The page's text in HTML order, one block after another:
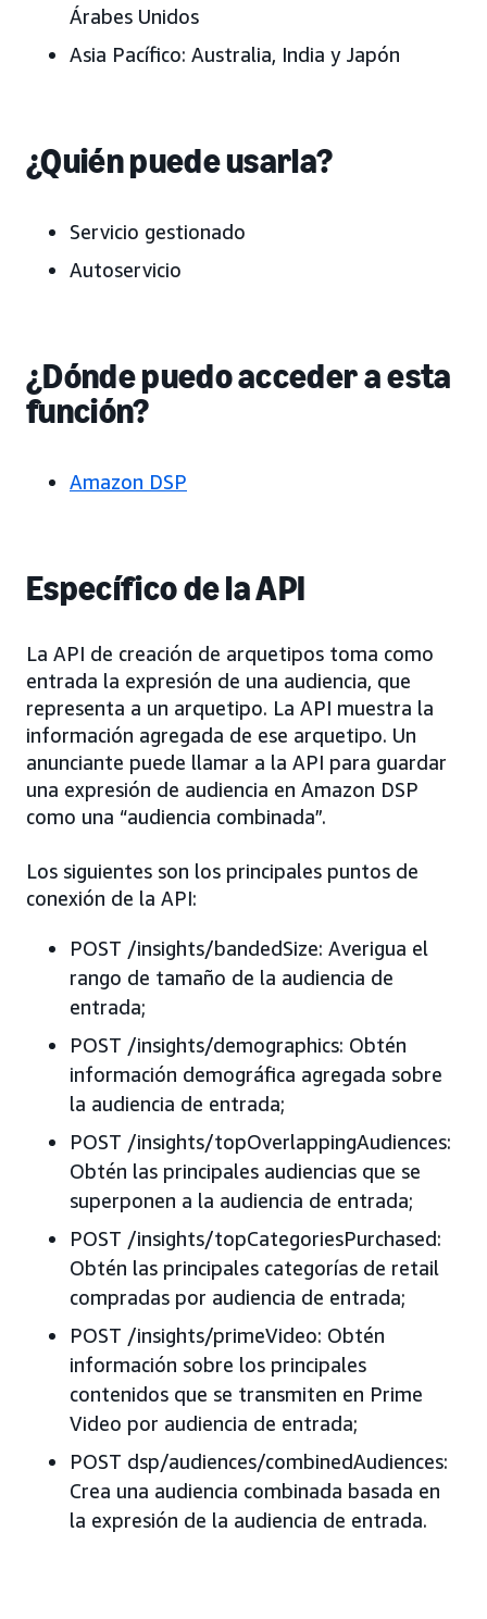
Árabes Unidos
Asia Pacífico: Australia, India y Japón
¿Quién puede usarla?
Servicio gestionado
Autoservicio
¿Dónde puedo acceder a esta
función?
Amazon DSP
Específico de la API
La API de creación de arquetipos toma como
entrada la expresión de una audiencia, que
representa a un arquetipo. La API muestra la
información agregada de ese arquetipo. Un
anunciante puede llamar a la API para guardar
una expresión de audiencia en Amazon DSP
como una “audiencia combinada”.
Los siguientes son los principales puntos de
conexión de la API:
POST /insights/bandedSize: Averigua el
rango de tamaño de la audiencia de
entrada;
POST /insights/demographics: Obtén
información demográfica agregada sobre
la audiencia de entrada;
POST /insights/topOverlappingAudiences:
Obtén las principales audiencias que se
superponen a la audiencia de entrada;
POST /insights/topCategoriesPurchased:
Obtén las principales categorías de retail
compradas por audiencia de entrada;
POST /insights/primeVideo: Obtén
información sobre los principales
contenidos que se transmiten en Prime
Video por audiencia de entrada;
POST dsp/audiences/combinedAudiences:
Crea una audiencia combinada basada en
la expresión de la audiencia de entrada.